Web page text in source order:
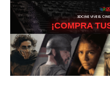
3DCINE VIVE EL
¡COMPRA